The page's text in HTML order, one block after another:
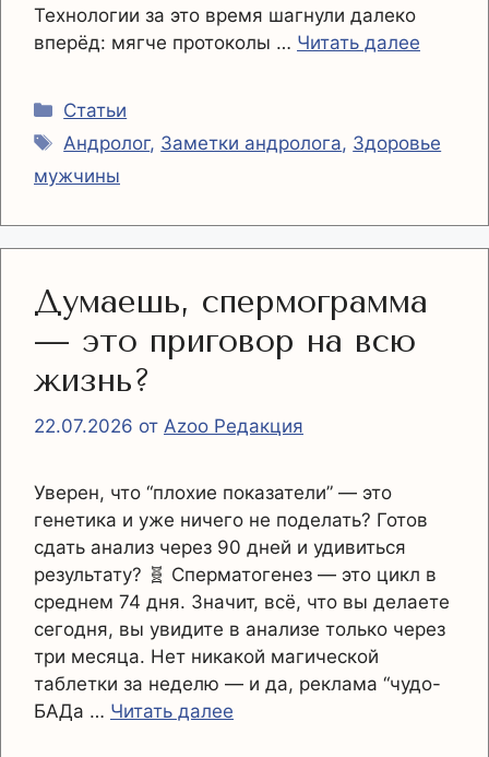
Технологии за это время шагнули далеко
вперёд: мягче протоколы … Читать далее
Рубрики
Статьи
Метки
Андролог, Заметки андролога, Здоровье
мужчины
Думаешь, спермограмма
— это приговор на всю
жизнь?
22.07.2026 от Azoo Редакция
Уверен, что “плохие показатели” — это
генетика и уже ничего не поделать? Готов
сдать анализ через 90 дней и удивиться
результату? 🧬 Сперматогенез — это цикл в
среднем 74 дня. Значит, всё, что вы делаете
сегодня, вы увидите в анализе только через
три месяца. Нет никакой магической
таблетки за неделю — и да, реклама “чудо-
БАДа … Читать далее